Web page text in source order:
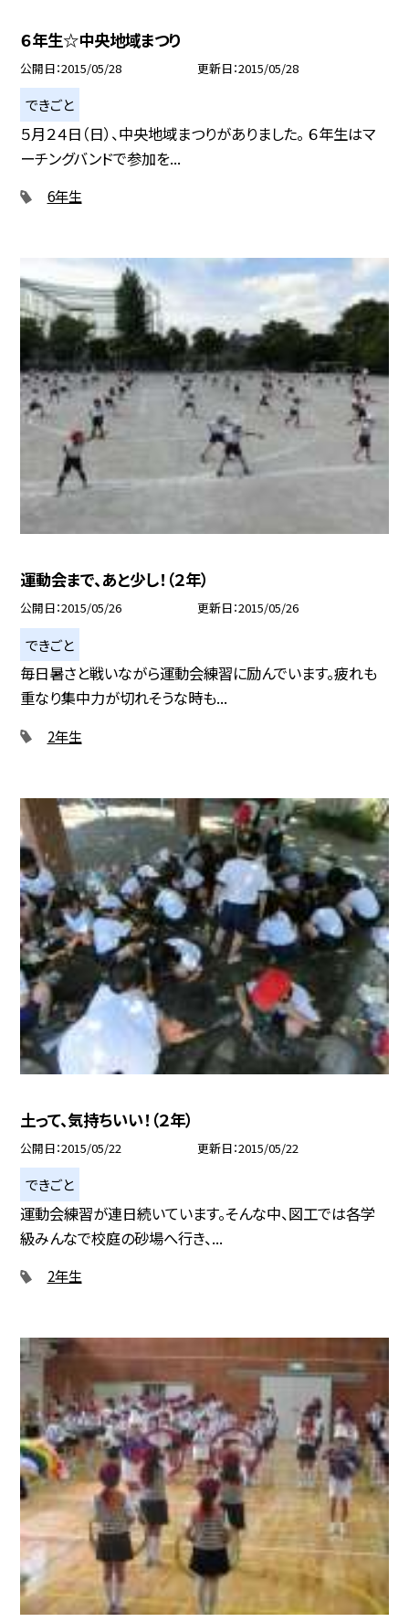
６年生☆中央地域まつり
公開日 2015/05/28 更新日 2015/05/28
できごと
５月２４日（日）、中央地域まつりがありました。 ６年生はマ
ーチングバンドで参加を...
6年生
運動会まで、あと少し！（２年）
公開日 2015/05/26 更新日 2015/05/26
できごと
毎日暑さと戦いながら運動会練習に励んでいます。疲れも
重なり集中力が切れそうな時も...
2年生
土って、気持ちいい！（２年）
公開日 2015/05/22 更新日 2015/05/22
できごと
運動会練習が連日続いています。そんな中、図工では各学
級みんなで校庭の砂場へ行き、...
2年生